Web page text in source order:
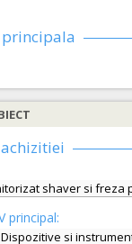
shaver si freza
principal:
Dispozitive si